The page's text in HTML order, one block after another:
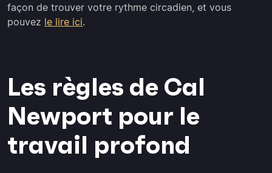
façon de trouver votre rythme circadien, et vous
pouvez le lire ici.
Les règles de Cal
Newport pour le
travail profond